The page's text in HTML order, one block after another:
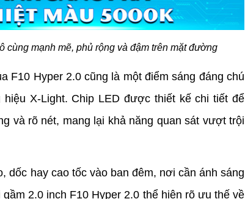
cùng mạnh mẽ, phủ rộng và đậm trên mặt đường
F10 Hyper 2.0 cũng là một điểm sáng đáng chú
X-Light. Chip LED được thiết kế chi tiết để
và rõ nét, mang lại khả năng quan sát vượt trội
hay cao tốc vào ban đêm, nơi cần ánh sáng
2.0 inch F10 Hyper 2.0 thể hiện rõ ưu thế về